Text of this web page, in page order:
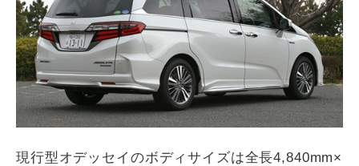
現行型オデッセイのボディサイズは全長4,840mm×